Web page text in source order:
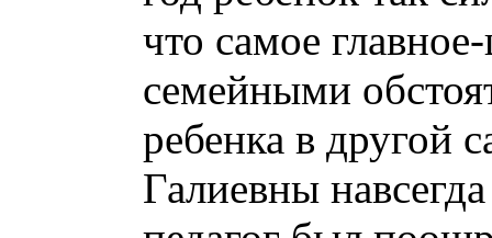
что самое
семейными
ребенка в другой
Галиевны